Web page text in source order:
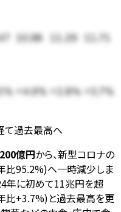
10.98 11.29
+4.9% +2.8% +3.7%
て過去最高へ
億円から、新型コロナの
比95.2%)へ一時減少しま
年に初めて11兆円を超
比+3.7%)と過去最高を更